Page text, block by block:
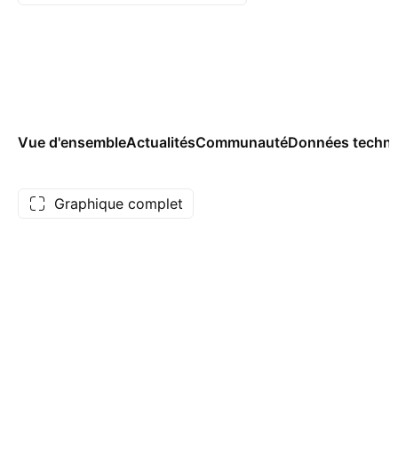
Vue d'ensembleActualitésCommunautéDonnées
Graphique complet